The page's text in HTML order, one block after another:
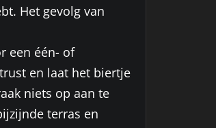
Het gevolg van
een één- of
en laat het biertje
niets op aan te
terras en